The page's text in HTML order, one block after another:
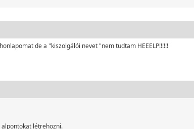
de a "kiszolgálói nevet "nem tudtam HEEELP!!!!!!
létrehozni.